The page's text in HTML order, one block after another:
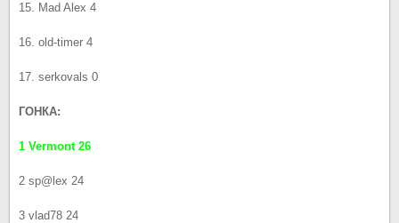
15. Mad Alex 4
16. old-timer 4
17. serkovals 0
ГОНКА:
1 Vermont 26
2 sp@lex 24
3 vlad78 24